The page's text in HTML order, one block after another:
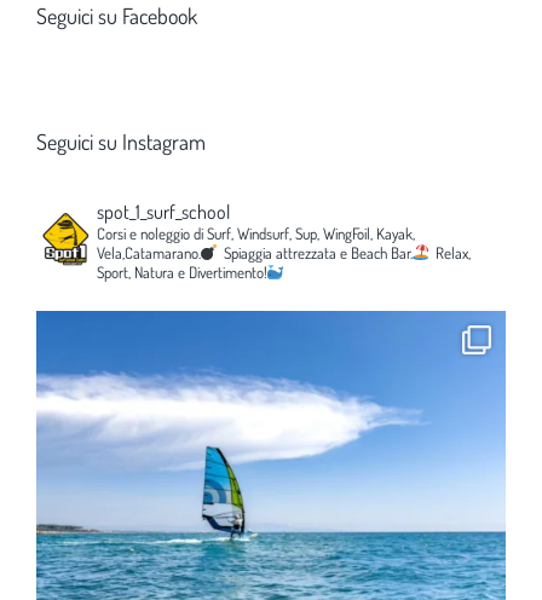
Seguici su Facebook
Seguici su Instagram
spot_1_surf_school
Corsi e noleggio di Surf, Windsurf, Sup, WingFoil, Kayak,
Vela,Catamarano.
Spiaggia attrezzata e Beach Bar.
Relax,
Sport, Natura e Divertimento!